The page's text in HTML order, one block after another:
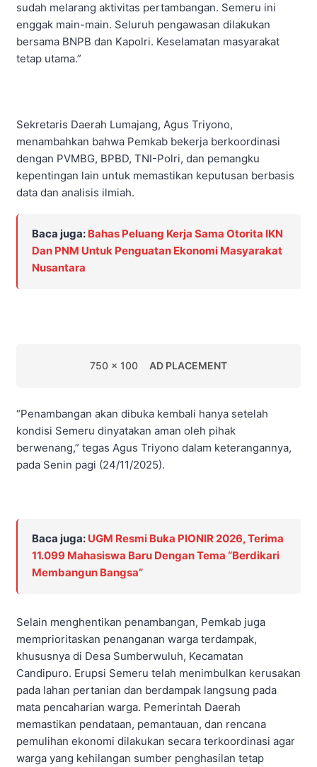
sudah melarang aktivitas pertambangan. Semeru ini
enggak main-main. Seluruh pengawasan dilakukan
bersama BNPB dan Kapolri. Keselamatan masyarakat
tetap utama.”
Sekretaris Daerah Lumajang, Agus Triyono,
menambahkan bahwa Pemkab bekerja berkoordinasi
dengan PVMBG, BPBD, TNI-Polri, dan pemangku
kepentingan lain untuk memastikan keputusan berbasis
data dan analisis ilmiah.
Baca juga: Bahas Peluang Kerja Sama Otorita IKN
Dan PNM Untuk Penguatan Ekonomi Masyarakat
Nusantara
750 x 100 AD PLACEMENT
“Penambangan akan dibuka kembali hanya setelah
kondisi Semeru dinyatakan aman oleh pihak
berwenang,” tegas Agus Triyono dalam keterangannya,
pada Senin pagi (24/11/2025).
Baca juga: UGM Resmi Buka PIONIR 2026, Terima
11.099 Mahasiswa Baru Dengan Tema “Berdikari
Membangun Bangsa”
Selain menghentikan penambangan, Pemkab juga
memprioritaskan penanganan warga terdampak,
khususnya di Desa Sumberwuluh, Kecamatan
Candipuro. Erupsi Semeru telah menimbulkan kerusakan
pada lahan pertanian dan berdampak langsung pada
mata pencaharian warga. Pemerintah Daerah
memastikan pendataan, pemantauan, dan rencana
pemulihan ekonomi dilakukan secara terkoordinasi agar
warga yang kehilangan sumber penghasilan tetap